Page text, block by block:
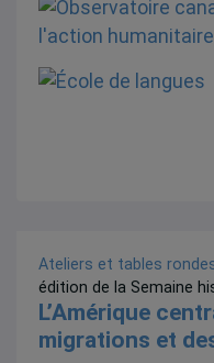
Ateliers et tables
édition de la Semaine
L’Amérique
migrations et